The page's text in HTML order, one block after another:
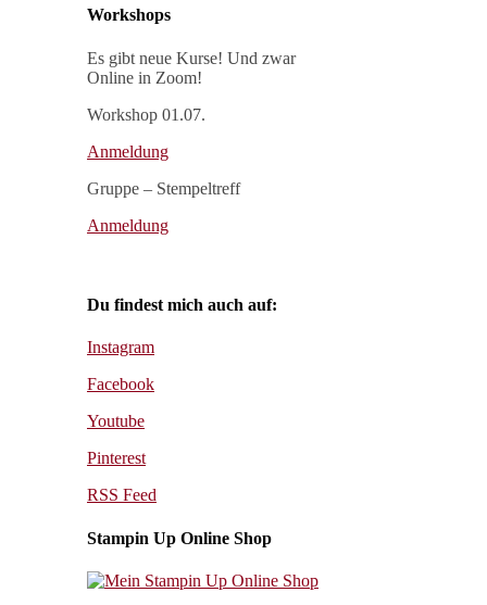
Workshops
Es gibt neue Kurse! Und zwar
Online in Zoom!
Workshop 01.07.
Anmeldung
Gruppe – Stempeltreff
Anmeldung
Du findest mich auch auf:
Instagram
Facebook
Youtube
Pinterest
RSS Feed
Stampin Up Online Shop